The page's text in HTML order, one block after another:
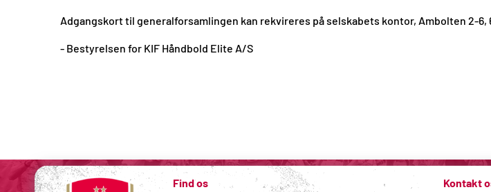
Adgangskort til generalforsamlingen kan rekvireres på selskabets kontor, Ambolten 2-6,
- Bestyrelsen for KIF Håndbold Elite A/S
Find os Kontakt